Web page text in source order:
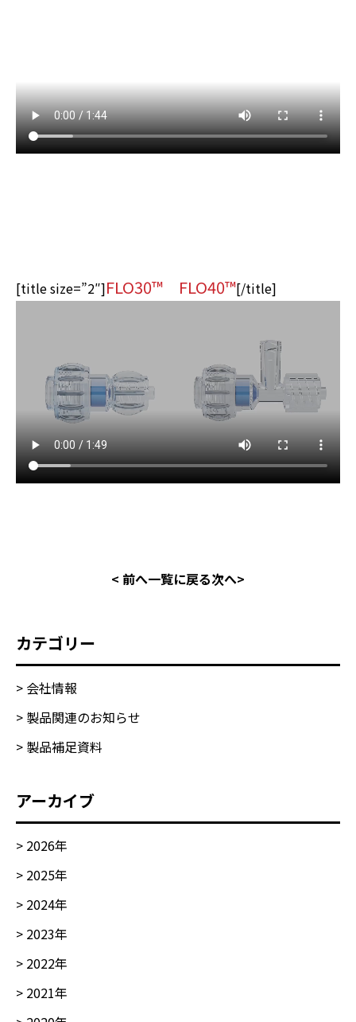
[title size=”2″]FLO30™ FLO40™[/title]
< 前へ一覧に戻る次へ>
カテゴリー
> 会社情報
> 製品関連のお知らせ
> 製品補足資料
アーカイブ
> 2026年
> 2025年
> 2024年
> 2023年
> 2022年
> 2021年